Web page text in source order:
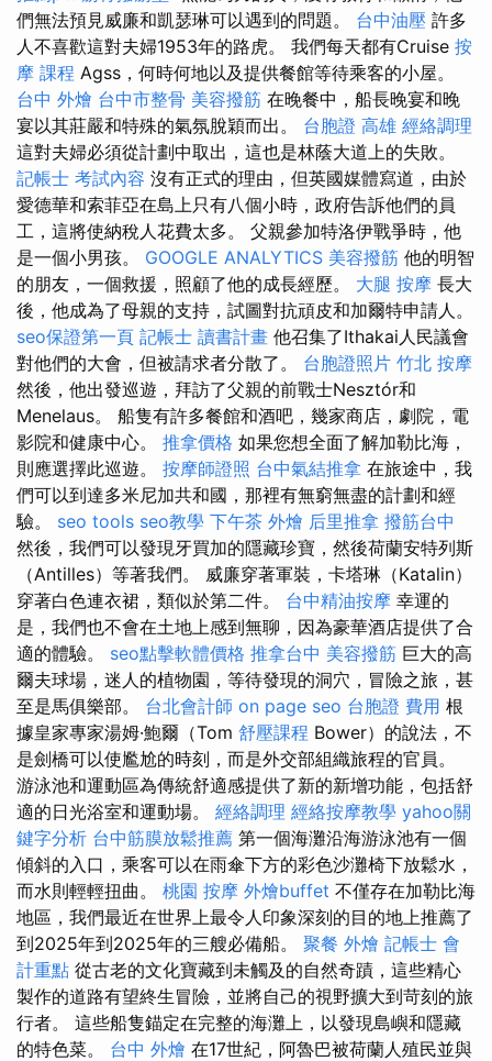
們無法預見威廉和凱瑟琳可以遇到的問題。 台中油壓 許多
人不喜歡這對夫婦1953年的路虎。 我們每天都有Cruise 按
摩 課程 Agss，何時何地以及提供餐館等待乘客的小屋。
台中 外燴 台中市整骨 美容撥筋 在晚餐中，船長晚宴和晚
宴以其莊嚴和特殊的氣氛脫穎而出。 台胞證 高雄 經絡調理
這對夫婦必須從計劃中取出，這也是林蔭大道上的失敗。
記帳士 考試內容 沒有正式的理由，但英國媒體寫道，由於
愛德華和索菲亞在島上只有八個小時，政府告訴他們的員
工，這將使納稅人花費太多。 父親參加特洛伊戰爭時，他
是一個小男孩。 GOOGLE ANALYTICS 美容撥筋 他的明智
的朋友，一個救援，照顧了他的成長經歷。 大腿 按摩 長大
後，他成為了母親的支持，試圖對抗頑皮和加爾特申請人。
seo保證第一頁 記帳士 讀書計畫 他召集了Ithakai人民議會
對他們的大會，但被請求者分散了。 台胞證照片 竹北 按摩
然後，他出發巡遊，拜訪了父親的前戰士Nesztór和
Menelaus。 船隻有許多餐館和酒吧，幾家商店，劇院，電
影院和健康中心。 推拿價格 如果您想全面了解加勒比海，
則應選擇此巡遊。 按摩師證照 台中氣結推拿 在旅途中，我
們可以到達多米尼加共和國，那裡有無窮無盡的計劃和經
驗。 seo tools seo教學 下午茶 外燴 后里推拿 撥筋台中
然後，我們可以發現牙買加的隱藏珍寶，然後荷蘭安特列斯
（Antilles）等著我們。 威廉穿著軍裝，卡塔琳（Katalin）
穿著白色連衣裙，類似於第二件。 台中精油按摩 幸運的
是，我們也不會在土地上感到無聊，因為豪華酒店提供了合
適的體驗。 seo點擊軟體價格 推拿台中 美容撥筋 巨大的高
爾夫球場，迷人的植物園，等待發現的洞穴，冒險之旅，甚
至是馬俱樂部。 台北會計師 on page seo 台胞證 費用 根
據皇家專家湯姆·鮑爾（Tom 舒壓課程 Bower）的說法，不
是劍橋可以使尷尬的時刻，而是外交部組織旅程的官員。
游泳池和運動區為傳統舒適感提供了新的新增功能，包括舒
適的日光浴室和運動場。 經絡調理 經絡按摩教學 yahoo關
鍵字分析 台中筋膜放鬆推薦 第一個海灘沿海游泳池有一個
傾斜的入口，乘客可以在雨傘下方的彩色沙灘椅下放鬆水，
而水則輕輕扭曲。 桃園 按摩 外燴buffet 不僅存在加勒比海
地區，我們最近在世界上最令人印象深刻的目的地上推薦了
到2025年到2025年的三艘必備船。 聚餐 外燴 記帳士 會
計重點 從古老的文化寶藏到未觸及的自然奇蹟，這些精心
製作的道路有望終生冒險，並將自己的視野擴大到苛刻的旅
行者。 這些船隻錨定在完整的海灘上，以發現島嶼和隱藏
的特色菜。 台中 外燴 在17世紀，阿魯巴被荷蘭人殖民並與